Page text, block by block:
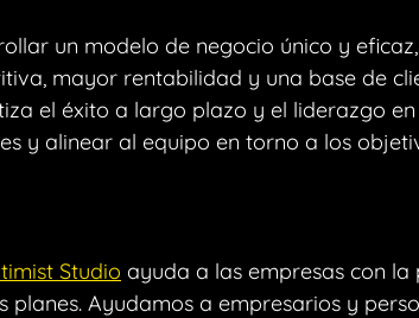
un modelo de negocio único y
mayor rentabilidad y una base de
el éxito a largo plazo y el liderazgo
y alinear al equipo en torno a los
Studio ayuda a las empresas con la
planes. Ayudamos a empresarios y